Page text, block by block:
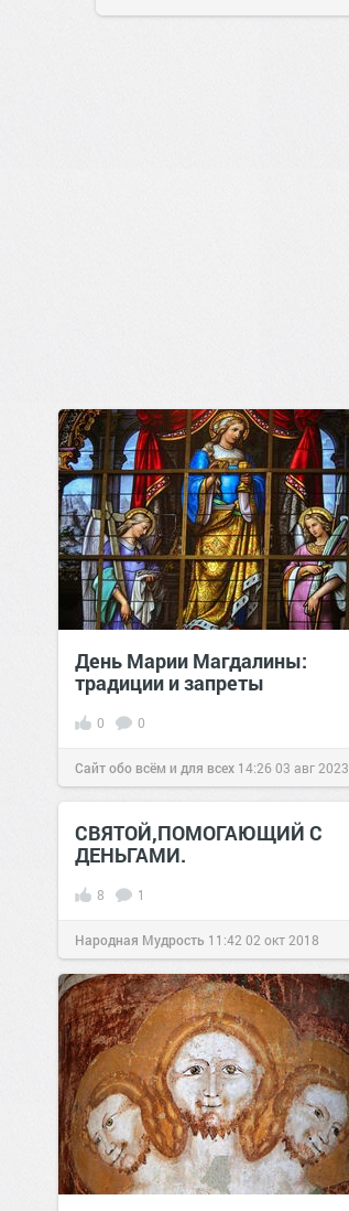
День Марии Магдалины:
традиции и запреты
0 0
Сайт обо всём и для всех 14:2603 авг 2023
СВЯТОЙ,ПОМОГАЮЩИЙ С
ДЕНЬГАМИ.
8 1
Народная Мудрость 11:42 02 окт 2018